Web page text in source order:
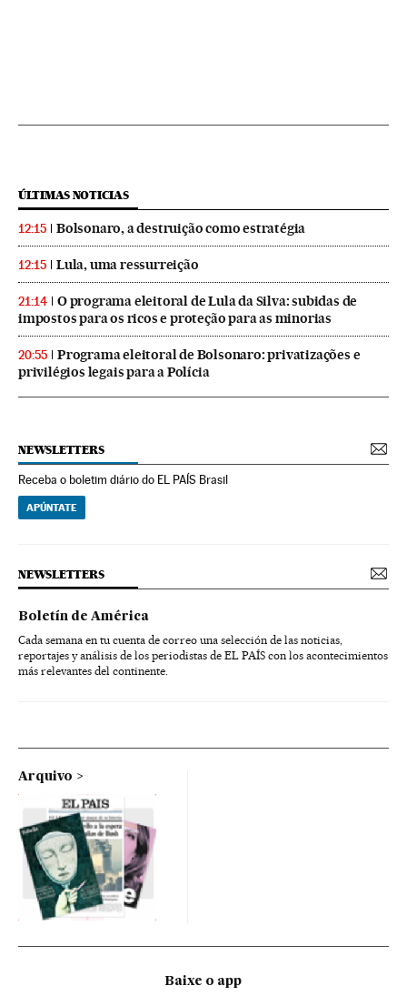
ÚLTIMAS NOTICIAS
12:15 Bolsonaro, a destruição como estratégia
12:15 Lula, uma ressurreição
21:14
O programa eleitoral de Lula da Silva: subidas de
impostos para os ricos e proteção para as minorias
20:55
Programa eleitoral de Bolsonaro: privatizações e
privilégios legais para a Polícia
NEWSLETTERS
Receba o boletim diário do EL PAÍS Brasil
APÚNTATE
NEWSLETTERS
Boletín de América
Cada semana en tu cuenta de correo una selección de las noticias,
reportajes y análisis de los periodistas de EL PAÍS con los acontecimientos
más relevantes del continente.
Arquivo
Baixe o app